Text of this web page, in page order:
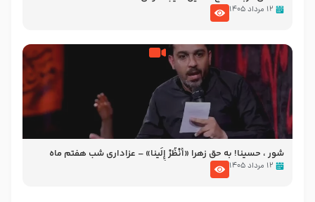
۱۲ مرداد ۱۴۰۵
شور ، حسینا! به‌ حق زهرا «أُنْظُرْ إِلَینا» – عزاداری شب هفتم ماه
محرّم 1405
۱۲ مرداد ۱۴۰۵